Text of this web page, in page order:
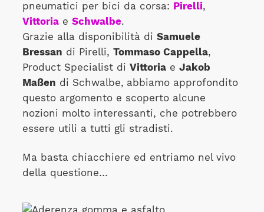
pneumatici per bici da corsa: Pirelli,
Vittoriae Schwalbe.
Grazie alla disponibilità di Samuele
Bressan di Pirelli, Tommaso Cappella,
Product Specialist di Vittoriae Jakob
Maßen di Schwalbe, abbiamo approfondito
questo argomento e scoperto alcune
nozioni molto interessanti, che potrebbero
essere utili a tutti gli stradisti.
Ma basta chiacchiere ed entriamo nel vivo
della questione…